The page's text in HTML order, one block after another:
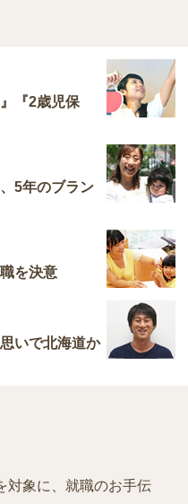
『2歳児保
5年のブラン
を決意
いで北海道か
対象に、就職のお手伝